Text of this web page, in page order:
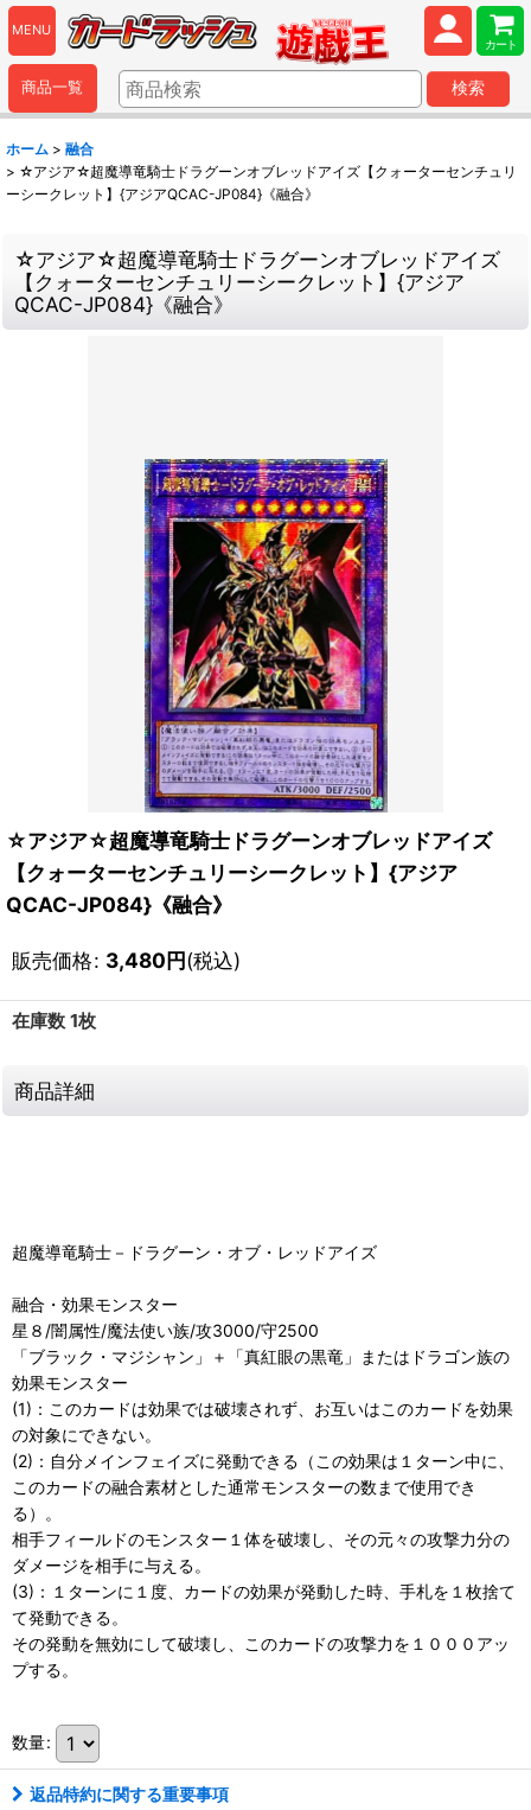
MENU
カート
商品一覧 検索
ホーム > 融合
> ☆アジア☆超魔導竜騎士ドラグーンオブレッドアイズ【クォーターセンチュリ
ーシークレット】{アジアQCAC-JP084}《融合》
☆アジア☆超魔導竜騎士ドラグーンオブレッドアイズ
【クォーターセンチュリーシークレット】{アジア
QCAC-JP084}《融合》
☆アジア☆超魔導竜騎士ドラグーンオブレッドアイズ
【クォーターセンチュリーシークレット】{アジア
QCAC-JP084}《融合》
販売価格: 3,480円(税込)
在庫数 1枚
商品詳細
超魔導竜騎士－ドラグーン・オブ・レッドアイズ
融合・効果モンスター
星８/闇属性/魔法使い族/攻3000/守2500
「ブラック・マジシャン」＋「真紅眼の黒竜」またはドラゴン族の
効果モンスター
(1)：このカードは効果では破壊されず、お互いはこのカードを効果
の対象にできない。
(2)：自分メインフェイズに発動できる（この効果は１ターン中に、
このカードの融合素材とした通常モンスターの数まで使用でき
る）。
相手フィールドのモンスター１体を破壊し、その元々の攻撃力分の
ダメージを相手に与える。
(3)：１ターンに１度、カードの効果が発動した時、手札を１枚捨て
て発動できる。
その発動を無効にして破壊し、このカードの攻撃力を１０００アッ
プする。
数量:
返品特約に関する重要事項